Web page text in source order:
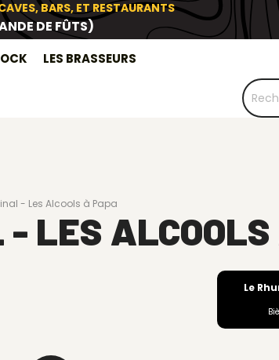
BARS, ET RESTAURANTS
DE FÛTS)
LES BRASSEURS
- Les Alcools à Papa
LES
Le